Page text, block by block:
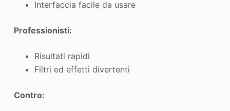
Interfaccia facile da usare
Professionisti:
Risultati rapidi
Filtri ed effetti divertenti
Contro: